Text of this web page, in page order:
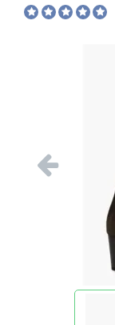
Vorige